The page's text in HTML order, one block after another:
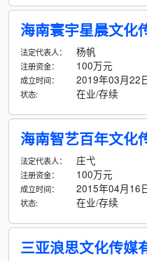
海南寰宇星晨文化
法定代表人： 杨帆
注册资金： 100万元
成立时间： 2019年03月22
状态: 在业/存续
海南智艺百年文化
法定代表人： 庄弋
注册资金： 100万元
成立时间： 2015年04月16
状态: 在业/存续
三亚浪思文化传媒